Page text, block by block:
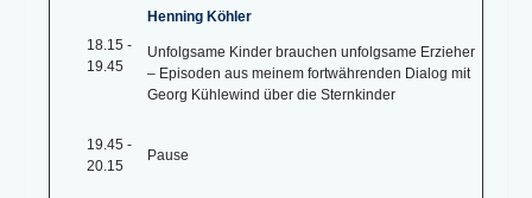
18.15 -
19.45
Henning Köhler
Unfolgsame Kinder brauchen unfolgsame Erzieher
– Episoden aus meinem fortwährenden Dialog mit
Georg Kühlewind über die Sternkinder
19.45 -
20.15
Pause